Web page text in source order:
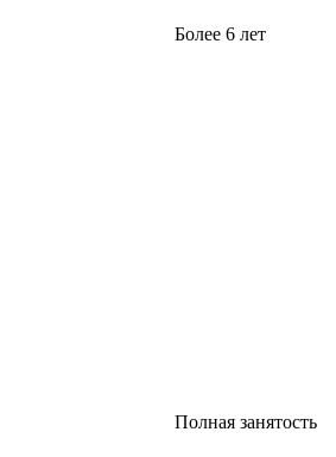
Более 6 лет
Полная занятость